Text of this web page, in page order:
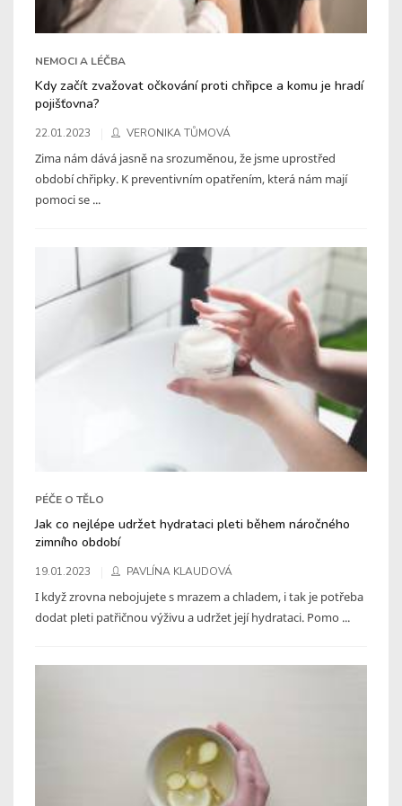
NEMOCI A LÉČBA
Kdy začít zvažovat očkování proti chřipce a komu je hradí
pojišťovna?
22.01.2023 VERONIKA TŮMOVÁ
Zima nám dává jasně na srozuměnou, že jsme uprostřed
období chřipky. K preventivním opatřením, která nám mají
pomoci se ...
PÉČE O TĚLO
Jak co nejlépe udržet hydrataci pleti během náročného
zimního období
19.01.2023 PAVLÍNA KLAUDOVÁ
I když zrovna nebojujete s mrazem a chladem, i tak je potřeba
dodat pleti patřičnou výživu a udržet její hydrataci. Pomo ...